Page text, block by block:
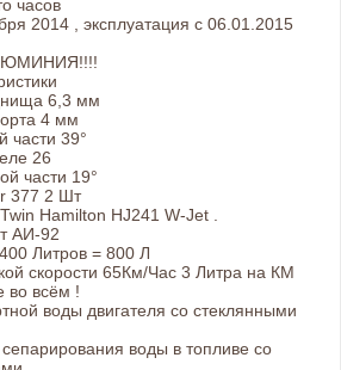
часов
2014 , эксплуатация с 06.01.2015
6,3 мм
4 мм
части 39°
26
части 19°
377 2 Шт
Hamilton HJ241 W-Jet .
АИ-92
Литров = 800 Л
скорости 65Км/Час 3 Литра на КМ
во всём !
воды двигателя со стеклянными
воды в топливе со